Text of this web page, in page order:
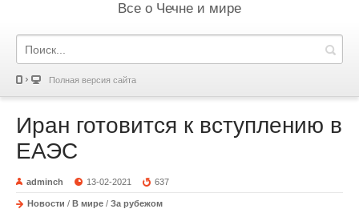
Все о Чечне и мире
Полная версия сайта
Иран готовится к вступлению в
ЕАЭС
adminch 13-02-2021 637
Новости / В мире / За рубежом